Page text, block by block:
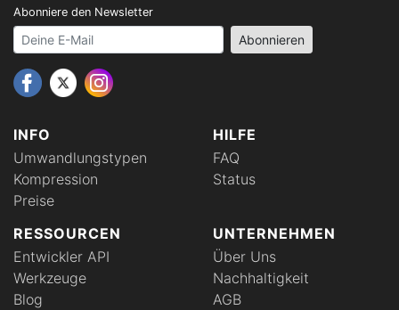
INFO
Umwandlungstypen
Kompression
Preise
HILFE
FAQ
Status
RESSOURCEN
Entwickler API
Werkzeuge
Blog
UNTERNEHMEN
Über Uns
Nachhaltigkeit
AGB
Abonniere den Newsletter
Your email address Abonnieren